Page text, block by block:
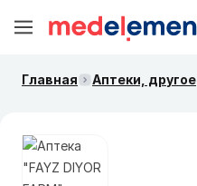
Главная Аптеки, другое